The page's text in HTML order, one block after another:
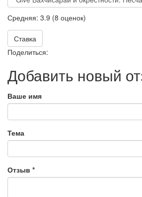
Средняя: 3.9 (8 оценок)
Ставка
Поделиться:
Добавить новый
Ваше имя
Тема
Отзыв *